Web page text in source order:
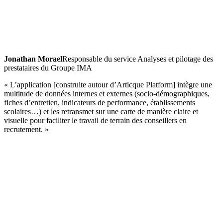
Jonathan MoraelResponsable du service Analyses et pilotage des
prestataires du Groupe IMA
« L’application [construite autour d’Articque Platform] intègre une
multitude de données internes et externes (socio-démographiques,
fiches d’entretien, indicateurs de performance, établissements
scolaires…) et les retransmet sur une carte de manière claire et
visuelle pour faciliter le travail de terrain des conseillers en
recrutement. »